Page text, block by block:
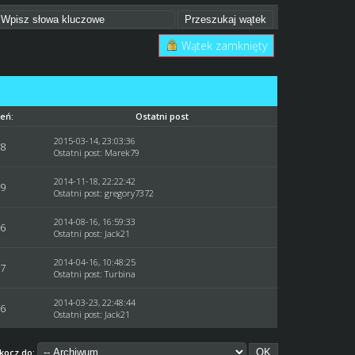
Wątek zamknięty
Ostatni post
2015-03-14, 23:03:36
Ostatni post: Marek79
2014-11-18, 22:22:42
Ostatni post:gregory7372
2014-08-16, 16:59:33
Ostatni post: Jack21
2014-04-16, 10:48:25
Ostatni post: Turbina
2014-03-23, 22:48:44
Ostatni post: Jack21
do: